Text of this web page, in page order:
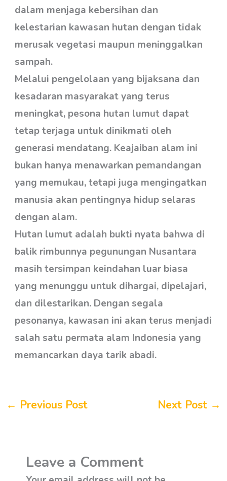
dalam menjaga kebersihan dan
kelestarian kawasan hutan dengan tidak
merusak vegetasi maupun meninggalkan
sampah.
Melalui pengelolaan yang bijaksana dan
kesadaran masyarakat yang terus
meningkat, pesona hutan lumut dapat
tetap terjaga untuk dinikmati oleh
generasi mendatang. Keajaiban alam ini
bukan hanya menawarkan pemandangan
yang memukau, tetapi juga mengingatkan
manusia akan pentingnya hidup selaras
dengan alam.
Hutan lumut adalah bukti nyata bahwa di
balik rimbunnya pegunungan Nusantara
masih tersimpan keindahan luar biasa
yang menunggu untuk dihargai, dipelajari,
dan dilestarikan. Dengan segala
pesonanya, kawasan ini akan terus menjadi
salah satu permata alam Indonesia yang
memancarkan daya tarik abadi.
← Previous Post Next Post →
Leave a Comment